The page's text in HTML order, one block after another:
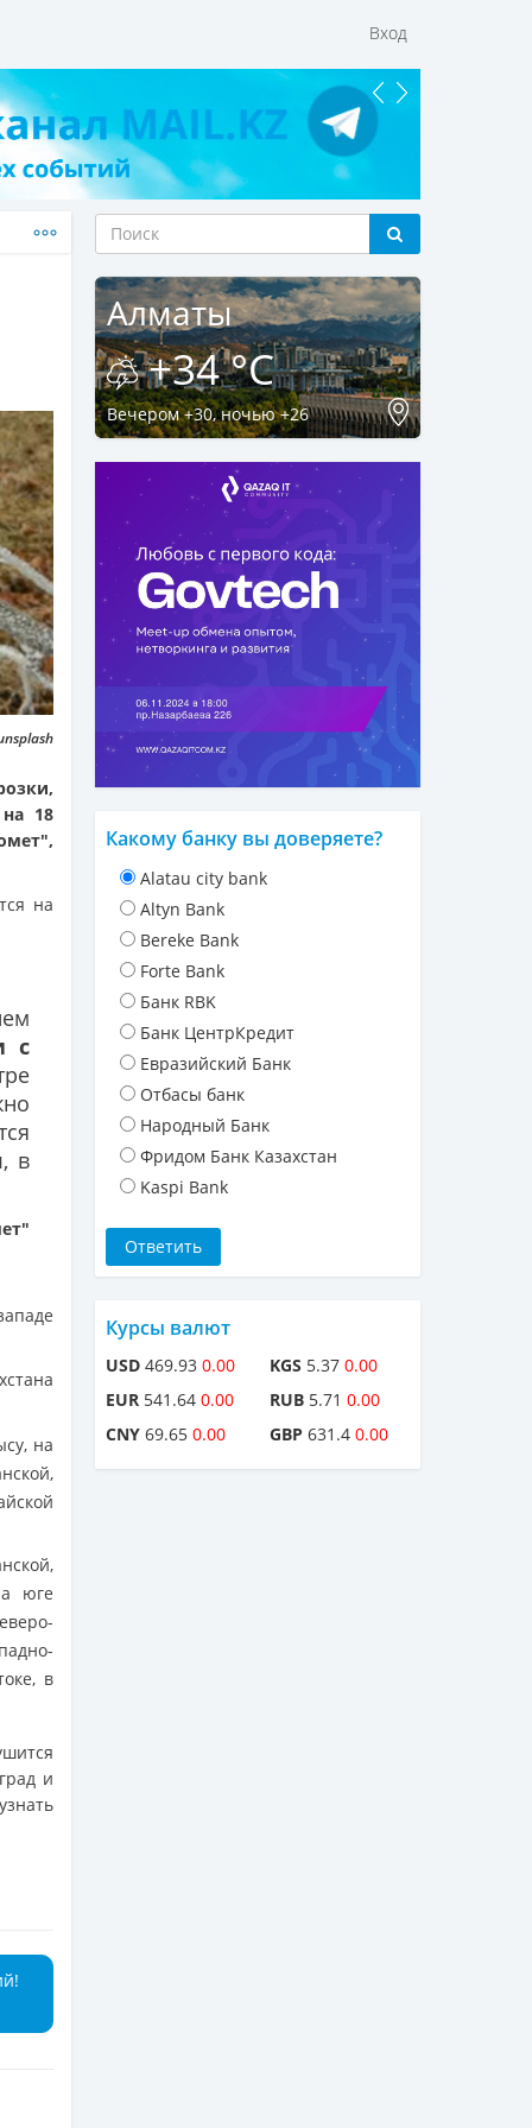
Вход
18
на
с
, в
на
юге
в
и
Алматы
+34 °C
Вечером +30, ночью +26
Какому банку вы доверяете?
Alatau city bank
Altyn Bank
Bereke Bank
Forte Bank
Банк RBK
Банк ЦентрКредит
Евразийский Банк
Отбасы банк
Народный Банк
Фридом Банк Казахстан
Kaspi Bank
Курсы валют
USD 469.93 0.00
EUR 541.64 0.00
CNY 69.65 0.00
KGS 5.37 0.00
RUB 5.71 0.00
GBP 631.4 0.00